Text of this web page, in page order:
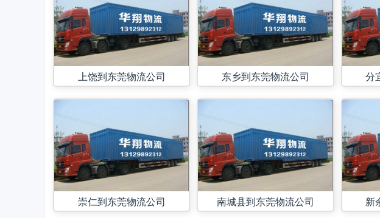
上饶到东莞物流公司
崇仁到东莞物流公司
东乡到东莞物流公司
南城县到东莞物流公司
分
新